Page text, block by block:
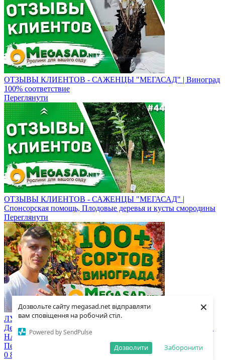
Дозвольте сайту megasad.net відправляти
вам сповіщення на робочий стіл.
Powered by SendPulse
Заборонити
Дозволити
×
ОТЗЫВЫ КЛИЕНТОВ - САЖЕНЦЫ "МЕГАСАД" | Виноград
100% соответствие
Переглянути
ОТЗЫВЫ КЛИЕНТОВ - САЖЕНЦЫ "МЕГАСАД" |
Cпонсорская помощь, Плодовые деревья и кусты смородины
Переглянути
ЛУЧШИЕ СОРТА ВИНОГРАДА СОБРАНЫ В МЕГАСАД!
Дегустируем урожай нашего ПИТОМНИКА! КЛУБНИЧКА
НА ЗАКУСКУ)
Переглянути
0 800 332-015